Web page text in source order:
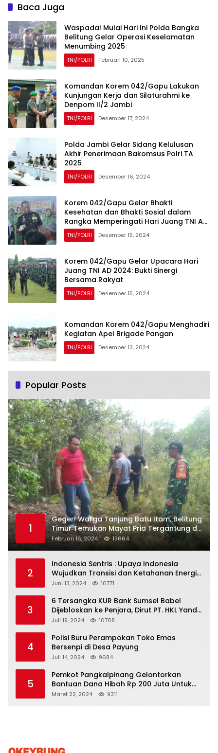
Baca Juga
Waspada! Mulai Hari Ini Polda Bangka
Belitung Gelar Operasi Keselamatan
Menumbing 2025
TNI/POLRI Februari 10, 2025
Komandan Korem 042/Gapu Lakukan
Kunjungan Kerja dan Silaturahmi ke
Denpom II/2 Jambi
TNI/POLRI Desember 17, 2024
Polda Jambi Gelar Sidang Kelulusan
Akhir Penerimaan Bakomsus Polri TA
2025
TNI/POLRI Desember 16, 2024
Korem 042/Gapu Gelar Bhakti
Kesehatan dan Bhakti Sosial dalam
Rangka Memperingati Hari Juang TNI AD
Tahun 2024
TNI/POLRI Desember 15, 2024
Korem 042/Gapu Gelar Upacara Hari
Juang TNI AD 2024: Bukti Sinergi
Bersama Rakyat
TNI/POLRI Desember 15, 2024
Komandan Korem 042/Gapu Menghadiri
Kegiatan Apel Brigade Pangan
TNI/POLRI Desember 13, 2024
Popular Posts
1
Geger! Warga Tanjung Batu Itam, Belitung
Timur Temukan Mayat Pria Tergantung di
Pohon
Februari 16, 2024 13664
2
Indonesia Sentris : Upaya Indonesia
Wujudkan Transisi dan Ketahanan Energi
yang Berkelanjutan
Juni 13, 2024 10771
3
6 Tersangka KUR Bank Sumsel Babel
Dijebloskan ke Penjara, Dirut PT. HKL Yandi
Mangkir dari Panggilan Kejati
Juli 19, 2024 10708
4
Polisi Buru Perampokan Toko Emas
Bersenpi di Desa Payung
Juli 14, 2024 9684
5
Pemkot Pangkalpinang Gelontorkan
Bantuan Dana Hibah Rp 200 Juta Untuk
Pembangunan Masjid H. Bakri
Maret 22, 2024 9311